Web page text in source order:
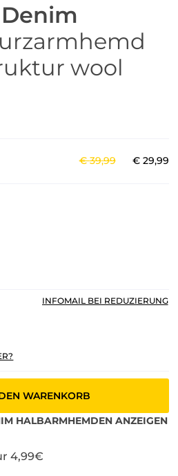
wool
€39,99 € 29,99
INFOMAIL BEI REDUZIERUNG
WARENKORB
HALBARMHEMDEN ANZEIGEN
4,99€